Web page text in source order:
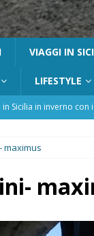
VIAGGI IN
LIFESTYLE
in Sicilia in inverno con
con bambini:
FUORI PORTA
maximus